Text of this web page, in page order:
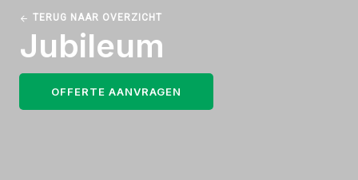
TERUG NAAR OVERZICHT
Jubileum
OFFERTE AANVRAGEN